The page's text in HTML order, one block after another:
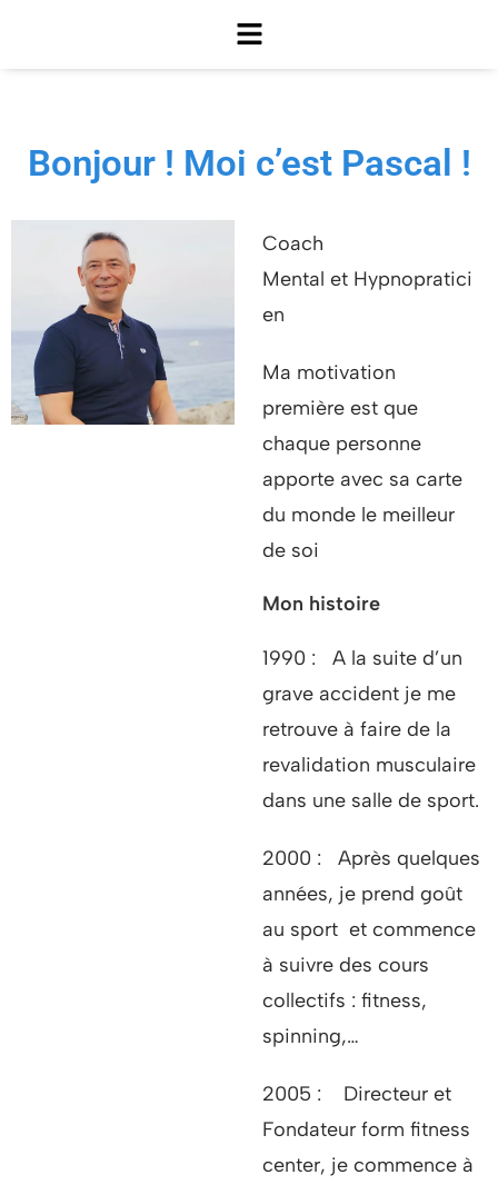
Bonjour ! Moi c’est Pascal !
Coach
Mental et Hypnopratici
en
Ma motivation
première est que
chaque personne
apporte avec sa carte
du monde le meilleur
de soi
Mon histoire
1990 : A la suite d’un
grave accident je me
retrouve à faire de la
revalidation musculaire
dans une salle de sport.
2000 : Après quelques
années, je prend goût
au sport et commence
à suivre des cours
collectifs : fitness,
spinning,…
2005 : Directeur et
Fondateur form fitness
center, je commence à